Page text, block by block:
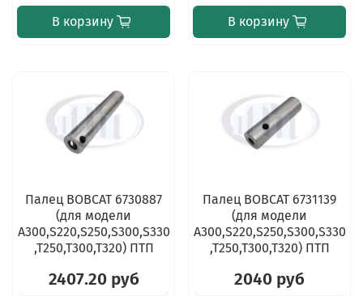
В корзину В корзину
Палец BOBCAT 6730887
(для модели
A300,S220,S250,S300,S330
,T250,T300,T320) ПТП
2407.20 руб
Палец BOBCAT 6731139
(для модели
A300,S220,S250,S300,S330
,T250,T300,T320) ПТП
2040 руб